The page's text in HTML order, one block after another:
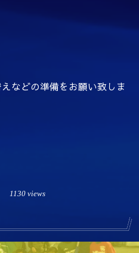
などの準備をお願い致しま
1130 views